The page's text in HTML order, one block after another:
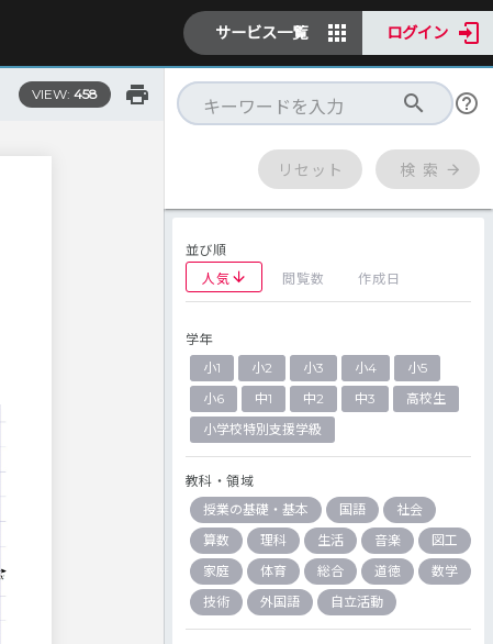
サービス一覧 ログイン
VIEW: 458
リセット 検 索
並び順
人気
閲覧数 作成日
学年
小1
小2 小3 小4
小5
小6
中1 中2 中3
高校生
小学校特別支援学級
教科・領域
授業の基礎・基本
国語
社会
算数
理科 生活 音楽
図工
家庭
体育 総合 道徳
数学
技術
外国語 自立活動